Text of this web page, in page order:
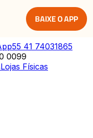
BAIXE O APP
55 41 74031865
0099
Lojas Físicas